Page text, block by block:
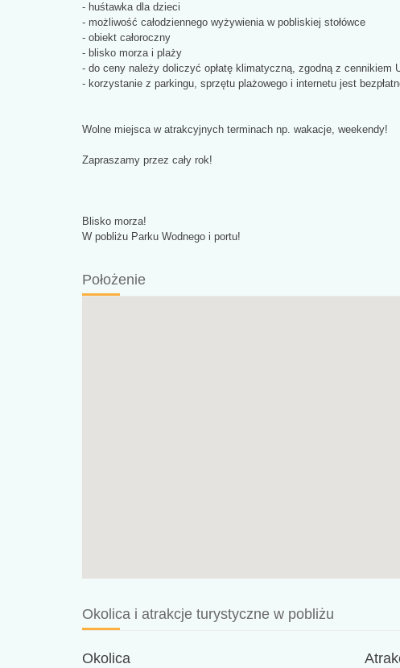
- huśtawka dla dzieci
- możliwość całodziennego wyżywienia w pobliskiej stołówce
- obiekt całoroczny
- blisko morza i plaży
- do ceny należy doliczyć opłatę klimatyczną, zgodną z cennikiem
- korzystanie z parkingu, sprzętu plażowego i internetu jest
Wolne miejsca w atrakcyjnych terminach np. wakacje, weekendy!
Zapraszamy przez cały rok!
Blisko morza!
W pobliżu Parku Wodnego i portu!
Położenie
Okolica i atrakcje turystyczne w pobliżu
Okolica